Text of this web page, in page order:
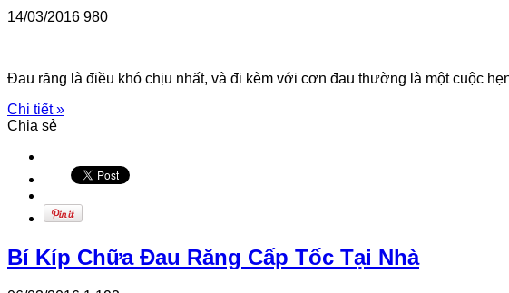
14/03/2016 980
Đau răng là điều khó chịu nhất, và đi kèm với cơn đau thường là một cuộc
Chi tiết »
Chia sẻ
Bí Kíp Chữa Đau Răng Cấp Tốc Tại Nhà